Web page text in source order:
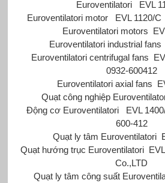
Euroventilatori
EVL
Euroventilatori motor
EVL 1120/C
Euroventilatori motors
Euroventilatori industrial fans
Euroventilatori centrifugal fans
0932-600412
Euroventilatori axial fans
Quạt công nghiệp
Động cơ Euroventilatori
EVL
600-412
Quạt ly tâm Euroventilatori
Quạt hướng trục Euroventilatori
Co.,LTD
Quạt ly tâm công suất